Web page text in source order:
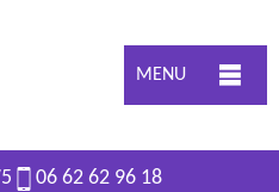
MENU
06 62 62 96 18